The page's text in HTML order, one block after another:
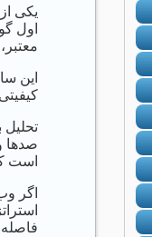
یکی
اول
این
است
اگر
فاصله